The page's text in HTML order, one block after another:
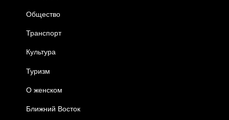
Общество
Транспорт
Культура
Туризм
О женском
Ближний Восток